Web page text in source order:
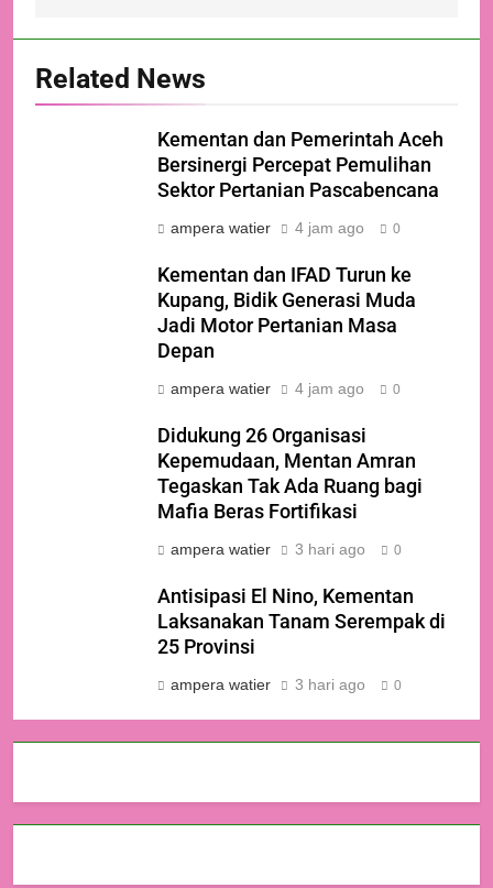
Related News
Kementan dan Pemerintah Aceh
Bersinergi Percepat Pemulihan
Sektor Pertanian Pascabencana
ampera watier 4 jam ago 0
Kementan dan IFAD Turun ke
Kupang, Bidik Generasi Muda
Jadi Motor Pertanian Masa
Depan
ampera watier 4 jam ago 0
Didukung 26 Organisasi
Kepemudaan, Mentan Amran
Tegaskan Tak Ada Ruang bagi
Mafia Beras Fortifikasi
ampera watier 3 hari ago 0
Antisipasi El Nino, Kementan
Laksanakan Tanam Serempak di
25 Provinsi
ampera watier 3 hari ago 0